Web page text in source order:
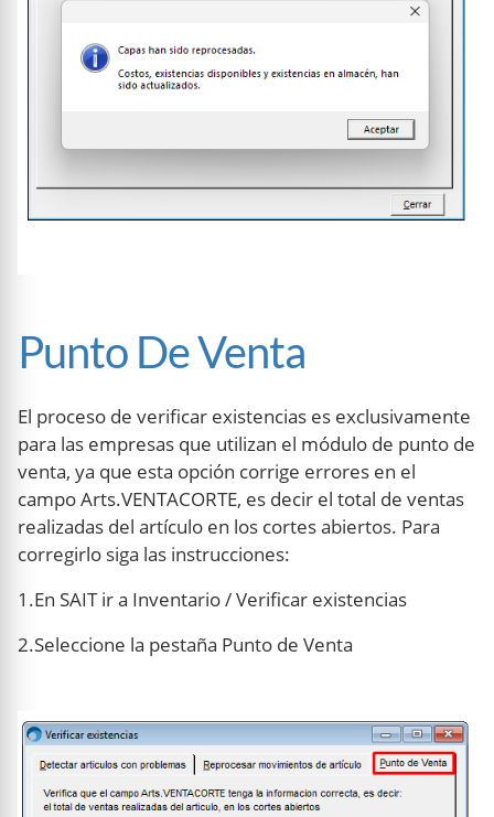
Punto De Venta
El proceso de verificar existencias es exclusivamente
para las empresas que utilizan el módulo de punto de
venta, ya que esta opción corrige errores en el
campo Arts.VENTACORTE, es decir el total de ventas
realizadas del artículo en los cortes abiertos. Para
corregirlo siga las instrucciones:
1.En SAIT ir a Inventario / Verificar existencias
2.Seleccione la pestaña Punto de Venta